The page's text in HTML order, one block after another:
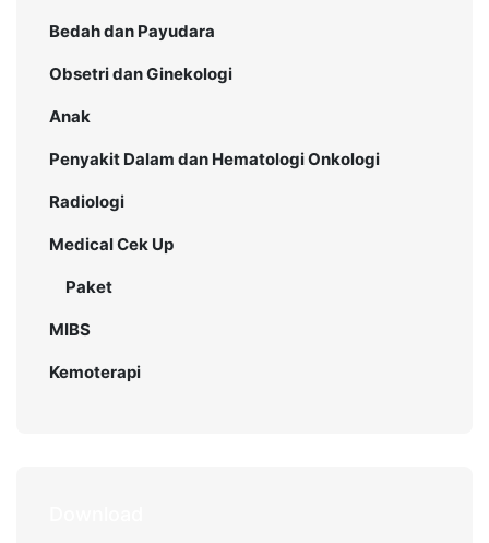
Bedah dan Payudara
Obsetri dan Ginekologi
Anak
Penyakit Dalam dan Hematologi Onkologi
Radiologi
Medical Cek Up
Paket
MIBS
Kemoterapi